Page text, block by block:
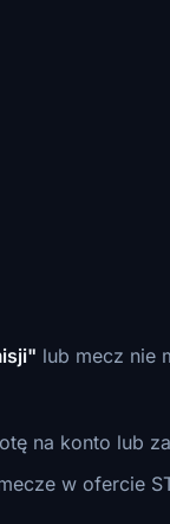
lub mecz nie
na konto lub
w ofercie